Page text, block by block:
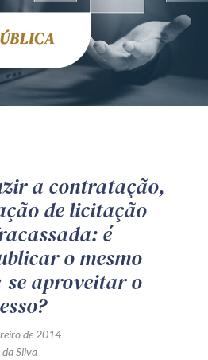
de Setembro, 4698
/PR CEP80240-000
a contratação,
de licitação
é
o mesmo
se aproveitar o
de 2014
Silva